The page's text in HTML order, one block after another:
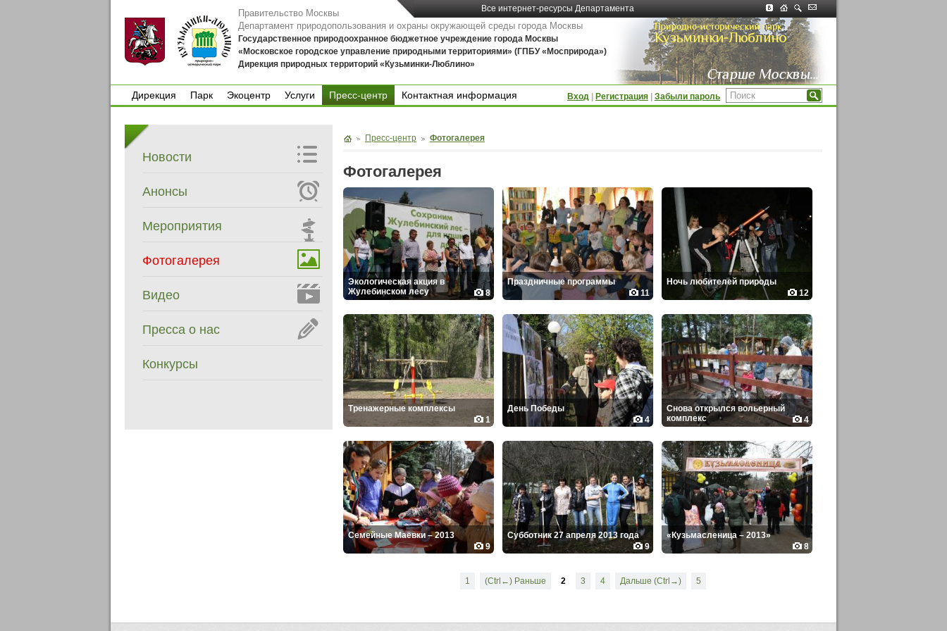
Все интернет-ресурсы Департамента
Правительство Москвы
Департамент природопользования и охраны окружающей среды города Москвы
Государственное природоохранное бюджетное учреждение города Москвы
«Московское городское управление природными территориями» (ГПБУ «Мосприрода»)
Дирекция природных территорий «Кузьминки-Люблино»
Дирекция
Парк
Экоцентр
Услуги
Пресс-центр
Контактная информация
Вход Регистрация Забыли пароль
Новости
Анонсы
Мероприятия
Фотогалерея
Видео
Пресса о нас
Конкурсы
Пресс-центр Фотогалерея
Фотогалерея
Экологическая акция в
Жулебинском лесу
8
Праздничные программы
11
Ночь любителей природы
12
Тренажерные комплексы
1
День Победы
4
Снова открылся вольерный
комплекс
4
Семейные Маёвки – 2013
9
Субботник 27 апреля 2013 года
9
«Кузьмасленица – 2013»
8
1 (Ctrl←) Раньше 2 3 4 Дальше (Ctrl→) 5